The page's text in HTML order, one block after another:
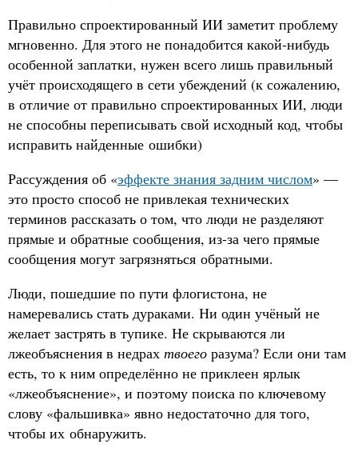
Правильно спроектированный ИИ заметит проблему
мгновенно. Для этого не понадобится какой-нибудь
особенной заплатки, нужен всего лишь правильный
учёт происходящего в сети убеждений (к сожалению,
в отличие от правильно спроектированных ИИ, люди
не способны переписывать свой исходный код, чтобы
исправить найденные ошибки)
Рассуждения об «эффекте знания задним числом» —
это просто способ не привлекая технических
терминов рассказать о том, что люди не разделяют
прямые и обратные сообщения, из-за чего прямые
сообщения могут загрязняться обратными.
Люди, пошедшие по пути флогистона, не
намеревались стать дураками. Ни один учёный не
желает застрять в тупике. Не скрываются ли
лжеобъяснения в недрах твоего разума? Если они там
есть, то к ним определённо не приклеен ярлык
«лжеобъяснение», и поэтому поиска по ключевому
слову «фальшивка» явно недостаточно для того,
чтобы их обнаружить.